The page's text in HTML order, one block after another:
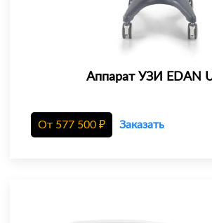
Аппарат УЗИ EDAN
От 577 500 ₽ Заказать